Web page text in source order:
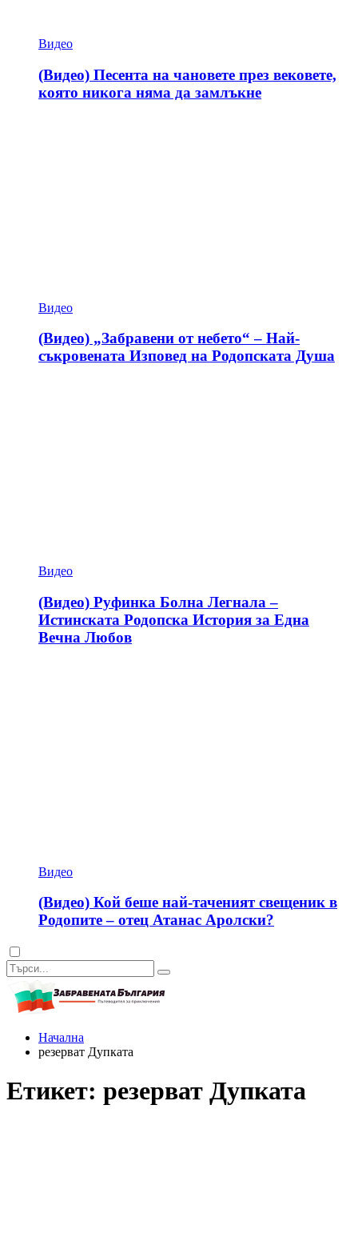
Видео
(Видео) Песента на чановете през вековете,
която никога няма да замлъкне
Видео
(Видео) „Забравени от небето“ – Най-
съкровената Изповед на Родопската Душа
Видео
(Видео) Руфинка Болна Легнала –
Истинската Родопска История за Една
Вечна Любов
Видео
(Видео) Кой беше най-таченият свещеник в
Родопите – отец Атанас Аролски?
Dark
mode
Начална
резерват Дупката
Етикет: резерват Дупката